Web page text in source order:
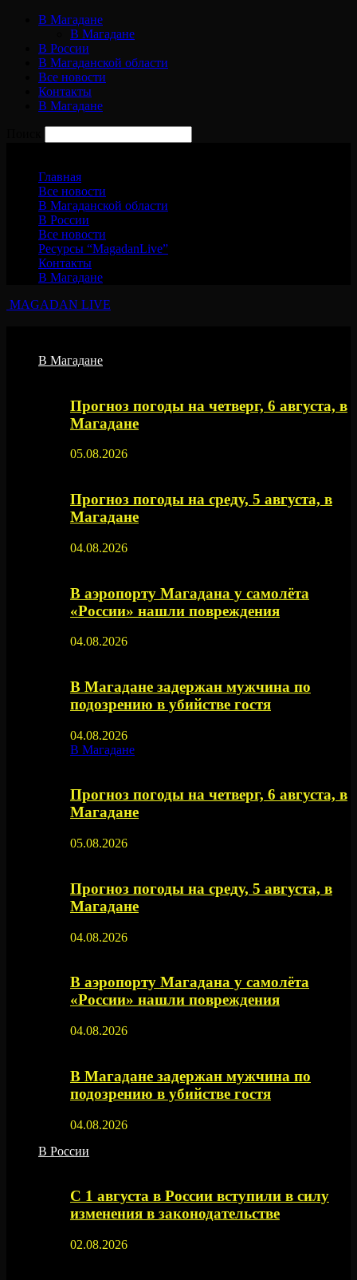
В Магадане
В Магадане
В России
В Магаданской области
Все новости
Контакты
В Магадане
Главная
Все новости
В Магаданской области
В России
Все новости
Ресурсы “MagadanLive”
Контакты
В Магадане
MAGADAN LIVE
В Магадане
Прогноз погоды на четверг, 6 августа, в
Магадане
05.08.2026
Прогноз погоды на среду, 5 августа, в
Магадане
04.08.2026
В аэропорту Магадана у самолёта
«России» нашли повреждения
04.08.2026
В Магадане задержан мужчина по
подозрению в убийстве гостя
04.08.2026
В Магадане
Прогноз погоды на четверг, 6 августа, в
Магадане
05.08.2026
Прогноз погоды на среду, 5 августа, в
Магадане
04.08.2026
В аэропорту Магадана у самолёта
«России» нашли повреждения
04.08.2026
В Магадане задержан мужчина по
подозрению в убийстве гостя
04.08.2026
В России
С 1 августа в России вступили в силу
изменения в законодательстве
02.08.2026